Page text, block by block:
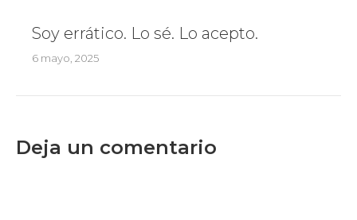
Soy errático. Lo sé. Lo acepto.
6 mayo, 2025
Deja un comentario